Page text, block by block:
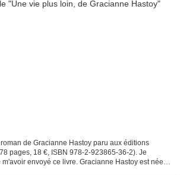
de Gracianne Hastoy paru aux éditions
pages, 18 €, ISBN 978-2-923865-36-2). Je
envoyé ce livre. Gracianne Hastoy est née à